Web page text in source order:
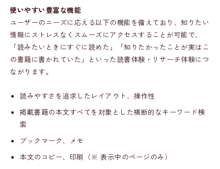
使いやすい豊富な機能
ユーザーのニーズに応える以下の機能を備えており、知りたい
情報にストレスなくスムーズにアクセスすることが可能で、
「読みたいときにすぐに読めた」「知りたかったことが実はこ
の書籍に書かれていた」といった読書体験・リサーチ体験につ
ながります。
読みやすさを追求したレイアウト、操作性
掲載書籍の本文すべてを対象とした横断的なキーワード検
索
ブックマーク、メモ
本文のコピー、印刷（※ 表示中のページのみ）